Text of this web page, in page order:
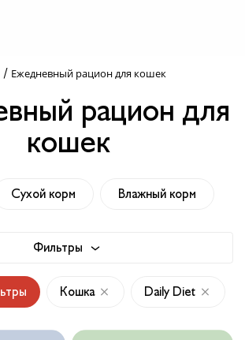
Назад в лапки
Попробуй пойми!
/ Ежедневный рацион для кошек
рацион для
кошек
Сухой корм Влажный корм
Фильтры
Кошка Daily Diet